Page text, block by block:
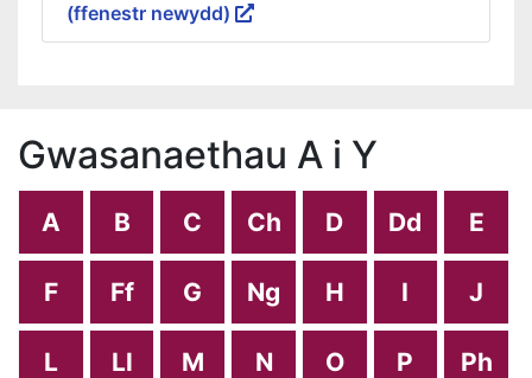
(ffenestr newydd)
Gwasanaethau A i Y
A B C Ch D Dd E
F Ff G Ng H I J
L Ll M N O P Ph